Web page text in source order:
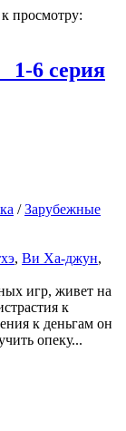
просмотру:
1-6 серия
/Зарубежные
, Ви Ха-джун,
игр, живет на
к
к деньгам он
опеку...